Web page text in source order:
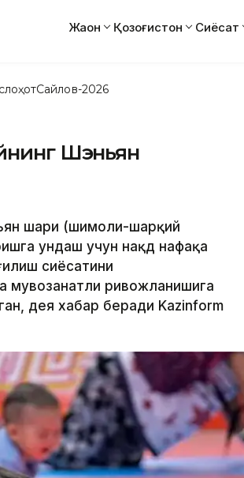
Жаҳон Қозоғистон Сиёсат
Сайлов-2026
Шэньян
шаҳри (шимоли-шарқий
ундаш учун нақд нафақа
сиёсатини
мувозанатли ривожланишига
дея хабар беради Kazinform